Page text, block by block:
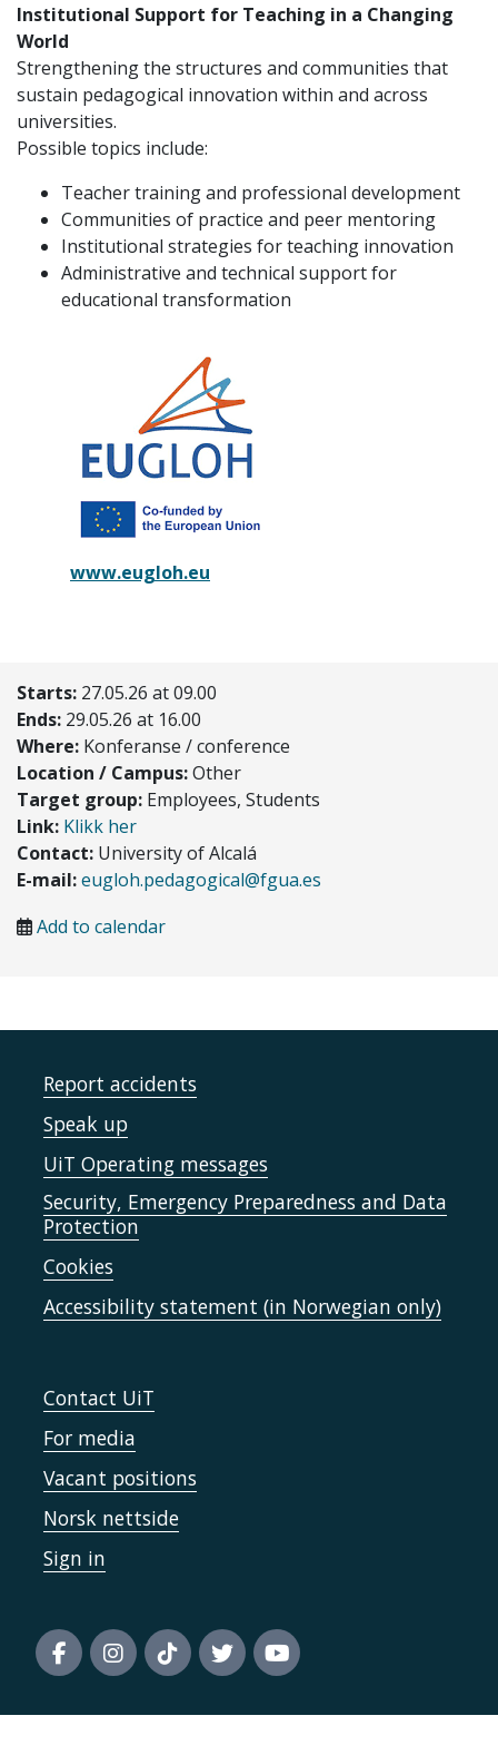
Institutional Support for Teaching in a Changing
World
Strengthening the structures and communities that
sustain pedagogical innovation within and across
universities.
Possible topics include:
Teacher training and professional development
Communities of practice and peer mentoring
Institutional strategies for teaching innovation
Administrative and technical support for
educational transformation
www.eugloh.eu
Starts: 27.05.26 at 09.00
Ends: 29.05.26 at 16.00
Where: Konferanse / conference
Location / Campus:Other
Target group: Employees, Students
Link: Klikk her
Contact: University of Alcalá
E-mail:eugloh.pedagogical@fgua.es
Add to calendar
Report accidents
Speak up
UiT Operating messages
Security, Emergency Preparedness and Data
Protection
Cookies
Accessibility statement (in Norwegian only)
Contact UiT
For media
Vacant positions
Norsk nettside
Sign in